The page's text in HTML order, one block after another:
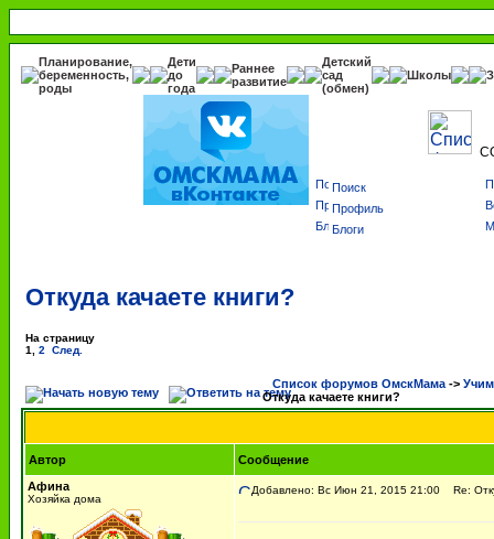
Планирование,
беременность,
роды
Дети
до
года
Раннее
развитие
Детский
сад
(обмен)
Школы
Поиск
Профиль
Блоги
Откуда качаете книги?
На страницу
1
2 След.
Список форумов ОмскМама ->
Откуда качаете книги?
Автор
Сообщение
Афина
Хозяйка дома
Добавлено: Вс Июн 21, 2015 21:00 Re: